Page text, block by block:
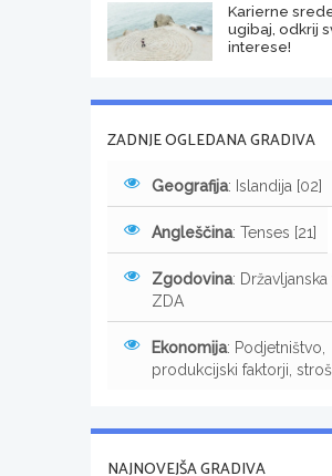
Karierne
ugibaj, odkrij
interese!
ZADNJE OGLEDANA GRADIVA
Geografija: Islandija [02]
Angleščina: Tenses [21]
Zgodovina:
ZDA
Ekonomija: Podjetništvo,
produkcijski faktorji,
NAJNOVEJŠA GRADIVA